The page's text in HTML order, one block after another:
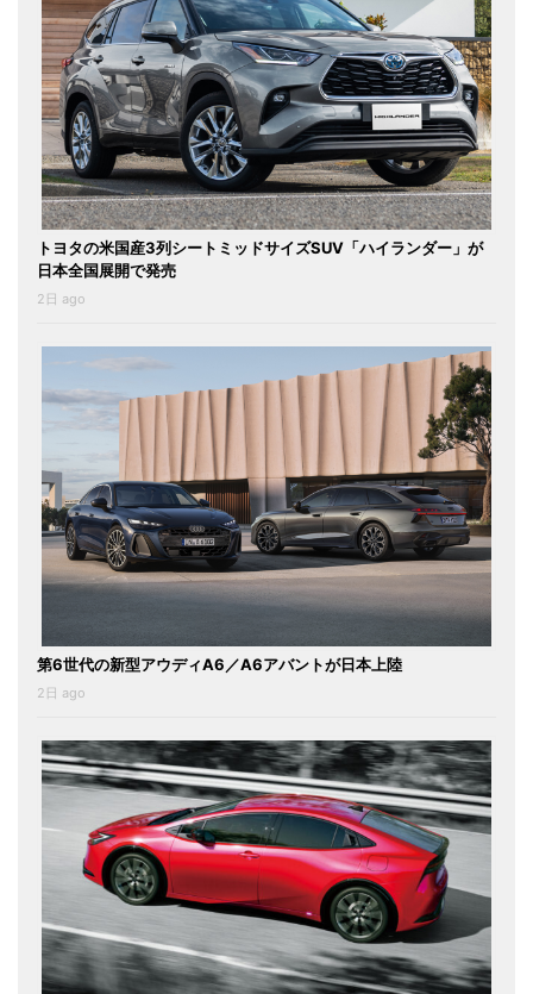
トヨタの米国産3列シートミッドサイズSUV「ハイランダー」が
日本全国展開で発売
2日 ago
第6世代の新型アウディA6／A6アバントが日本上陸
2日 ago